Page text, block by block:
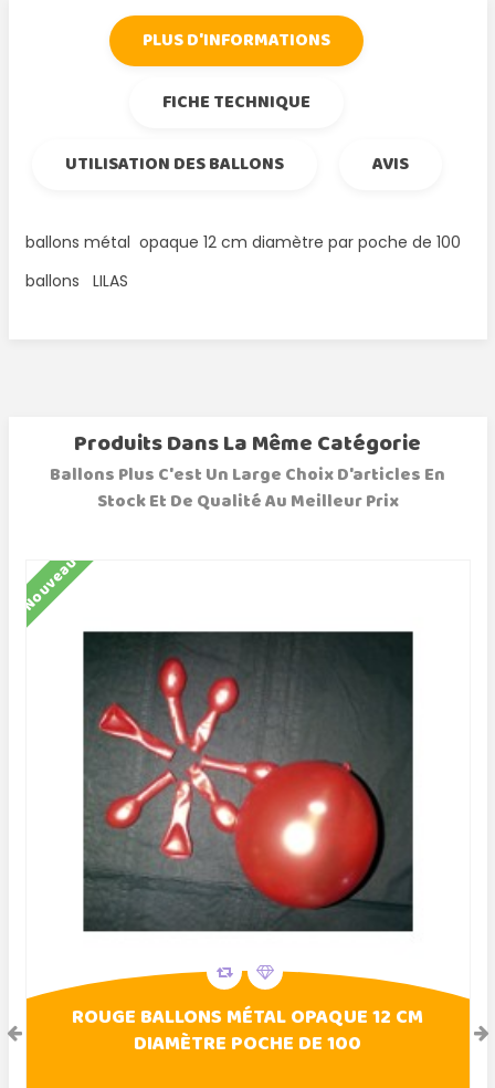
PLUS D'INFORMATIONS
FICHE TECHNIQUE
UTILISATION DES BALLONS
AVIS
ballons métal opaque 12 cm diamètre par poche de 100
ballons LILAS
Produits Dans La Même Catégorie
Ballons Plus C'est Un Large Choix D'articles En
Stock Et De Qualité Au Meilleur Prix
Nouveau
ROUGE BALLONS MÉTAL OPAQUE 12 CM
DIAMÈTRE POCHE DE 100